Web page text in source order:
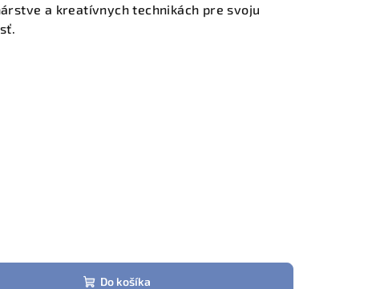
a kreatívnych technikách pre svoju
Do košíka